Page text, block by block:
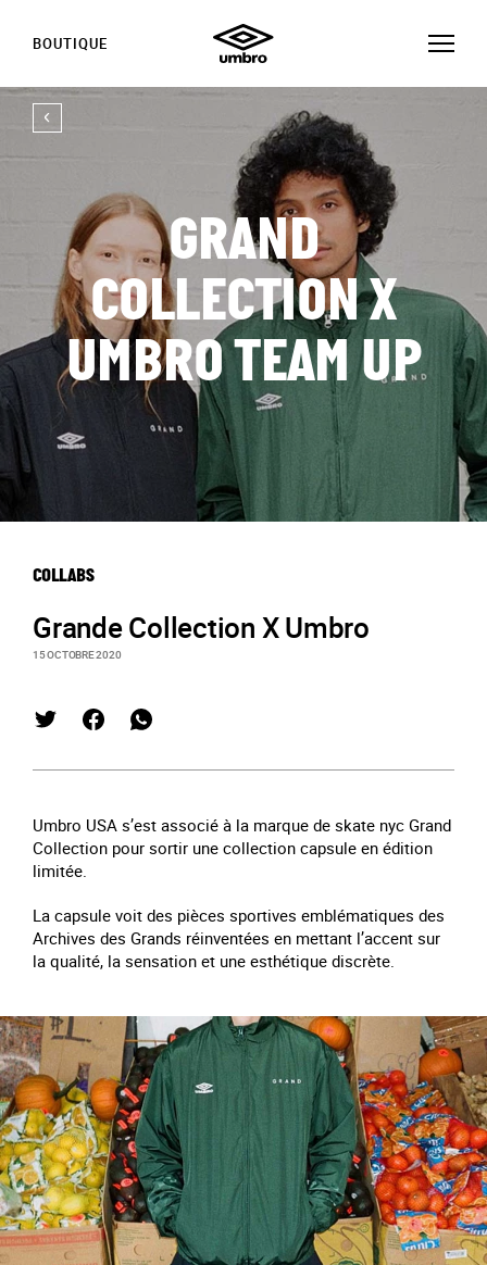
BOUTIQUE
GRAND
COLLECTION X
UMBRO TEAM UP
COLLABS
Grande Collection X Umbro
15 OCTOBRE 2020
Umbro USA s’est associé à la marque de skate nyc Grand
Collection pour sortir une collection capsule en édition
limitée.
La capsule voit des pièces sportives emblématiques des
Archives des Grands réinventées en mettant l’accent sur
la qualité, la sensation et une esthétique discrète.